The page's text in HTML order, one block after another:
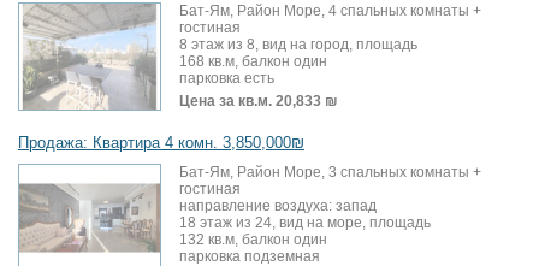
Бат-Ям, Район Море, 4 спальных комнаты +
гостиная
8 этаж из 8, вид на город, площадь
168 кв.м, балкон один
парковка есть
Цена за кв.м. 20,833 ₪
Продажа: Квартира 4 комн. 3,850,000₪
Бат-Ям, Район Море, 3 спальных комнаты +
гостиная
направление воздуха: запад
18 этаж из 24, вид на море, площадь
132 кв.м, балкон один
парковка подземная